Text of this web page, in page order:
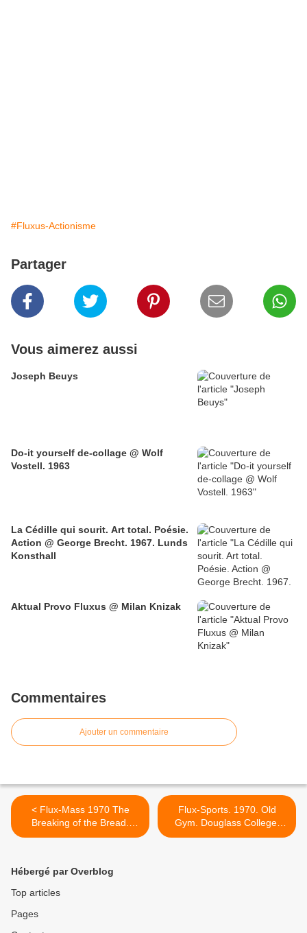
#Fluxus-Actionisme
Partager
Vous aimerez aussi
Joseph Beuys
Do-it yourself de-collage @ Wolf
Vostell. 1963
La Cédille qui sourit. Art total. Poésie.
Action @ George Brecht. 1967. Lunds
Konsthall
Aktual Provo Fluxus @ Milan Knizak
Commentaires
Ajouter un commentaire
< Flux-Mass 1970 The
Breaking of the Bread.
Douglass College. Photo :
Flux-Sports. 1970. Old
Gym. Douglass College.
Photos : Peter Moore >
Hébergé par Overblog
Top articles
Pages